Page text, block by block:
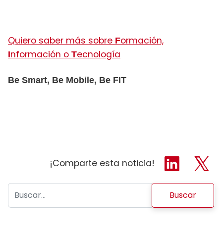
Quiero saber más sobre Formación,
Información o Tecnología
Be Smart, Be Mobile, Be FIT
¡Comparte esta noticia!
Buscar: